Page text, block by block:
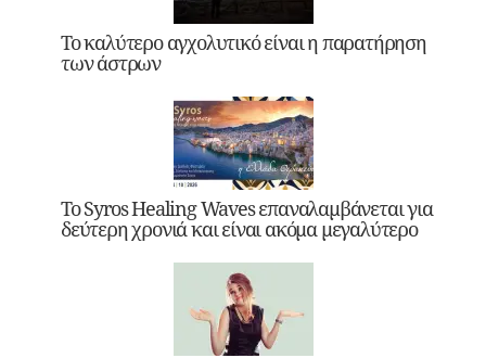
Το καλύτερο αγχολυτικό είναι η παρατήρηση
των άστρων
Το Syros Healing Waves επαναλαμβάνεται για
δεύτερη χρονιά και είναι ακόμα μεγαλύτερο